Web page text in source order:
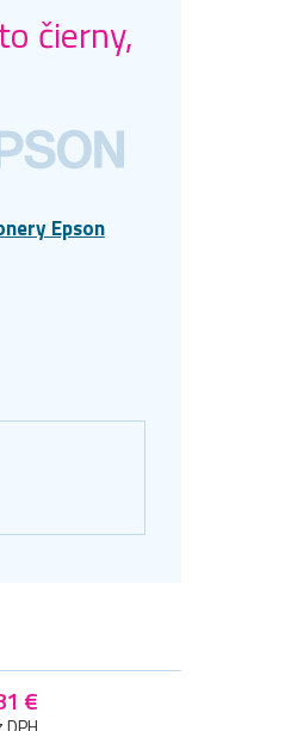
čierny,
Epson
€